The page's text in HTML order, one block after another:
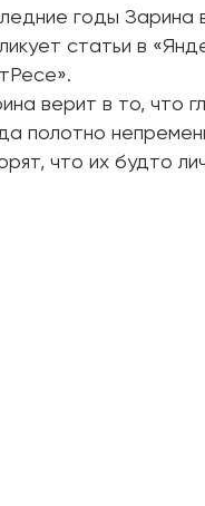
годы Зарина
статьи в
верит в то, что
полотно
что их будто